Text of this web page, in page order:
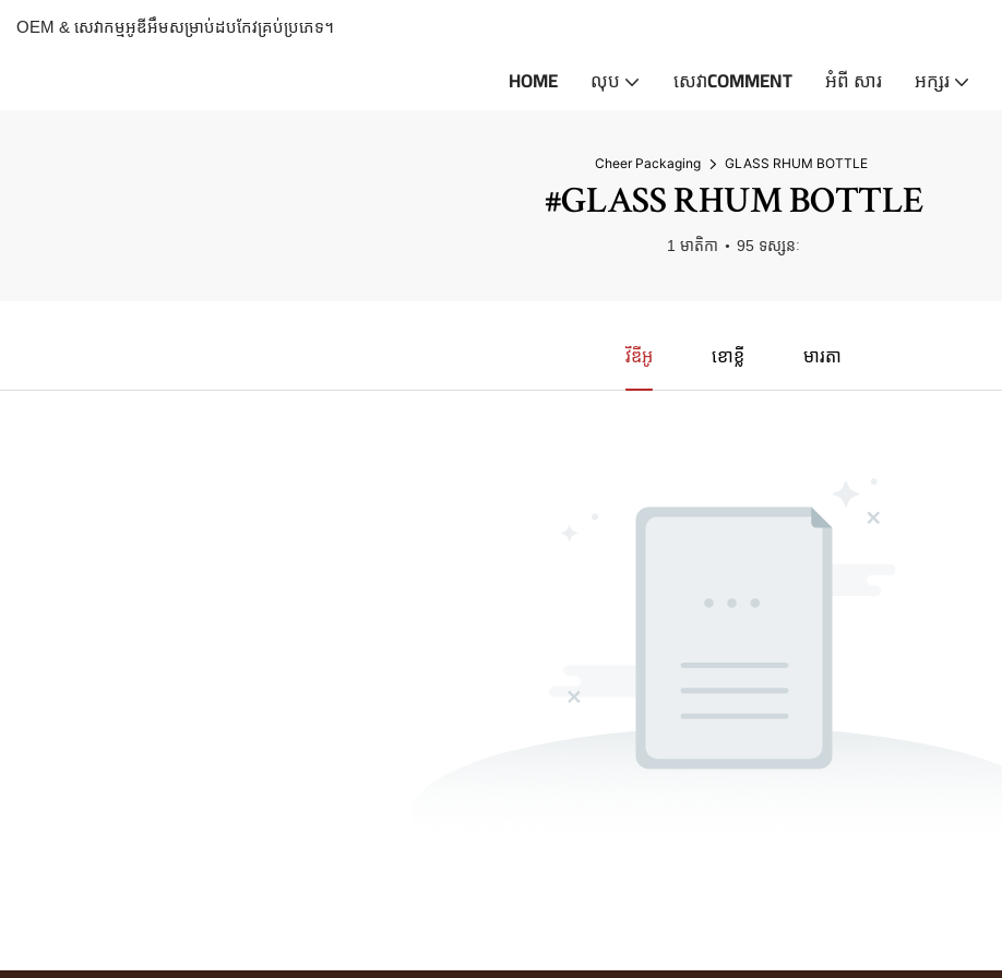
OEM & សេវាកម្មអូឌីអឹមសម្រាប់ដបកែវគ្រប់ប្រភេទ។
HOME លុប សេវាCOMMENT អំពី សារ អក្សរ
Cheer Packaging GLASS RHUM BOTTLE
#GLASS RHUM BOTTLE
1 មាតិកា 95 ទស្សនៈ
វីឌីអូ ខោខ្លី មារតា